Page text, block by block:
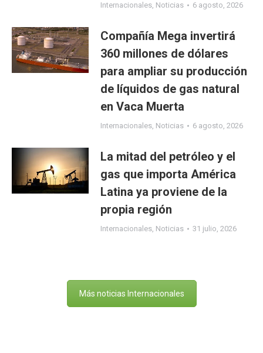
Internacionales, Noticias 6 agosto, 2026
Compañía Mega invertirá
360 millones de dólares
para ampliar su producción
de líquidos de gas natural
en Vaca Muerta
Internacionales, Noticias 6 agosto, 2026
La mitad del petróleo y el
gas que importa América
Latina ya proviene de la
propia región
Internacionales, Noticias 31 julio, 2026
Más noticias Internacionales